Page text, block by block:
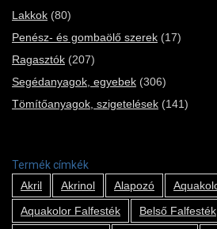
Lakkok (80)
Penész- és gombaölő szerek (17)
Ragasztók (207)
Segédanyagok, egyebek (306)
Tömítőanyagok, szigetelések (141)
Termék címkék
Akril
Akrinol Alapozó
Aquakolor Falfesték
Belső Falfesték